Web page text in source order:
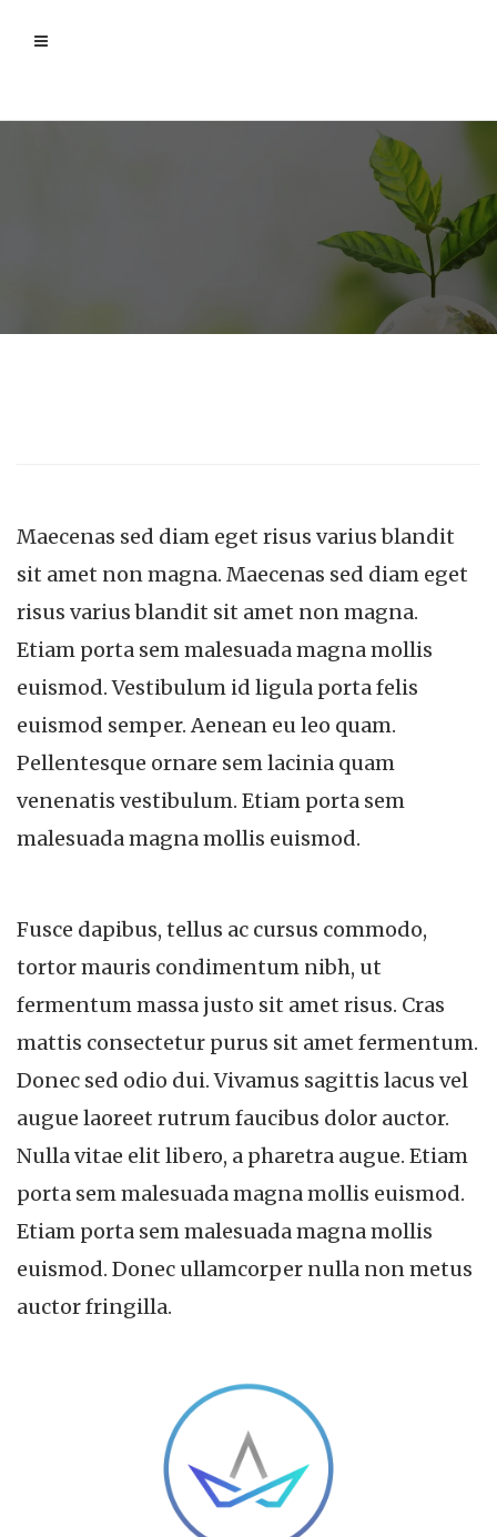
Maecenas sed diam eget risus varius blandit
sit amet non magna. Maecenas sed diam eget
risus varius blandit sit amet non magna.
Etiam porta sem malesuada magna mollis
euismod. Vestibulum id ligula porta felis
euismod semper. Aenean eu leo quam.
Pellentesque ornare sem lacinia quam
venenatis vestibulum. Etiam porta sem
malesuada magna mollis euismod.
Fusce dapibus, tellus ac cursus commodo,
tortor mauris condimentum nibh, ut
fermentum massa justo sit amet risus. Cras
mattis consectetur purus sit amet fermentum.
Donec sed odio dui. Vivamus sagittis lacus vel
augue laoreet rutrum faucibus dolor auctor.
Nulla vitae elit libero, a pharetra augue. Etiam
porta sem malesuada magna mollis euismod.
Etiam porta sem malesuada magna mollis
euismod. Donec ullamcorper nulla non metus
auctor fringilla.